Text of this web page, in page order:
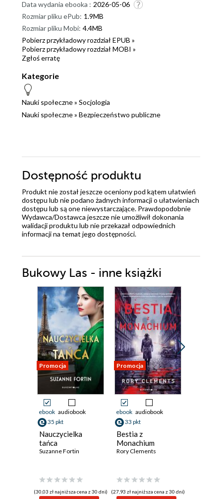
Data wydania ebooka : 2026-05-06
Rozmiar pliku ePub: 1.9MB
Rozmiar pliku Mobi: 4.4MB
Pobierz przykładowy rozdział EPUB »
Pobierz przykładowy rozdział MOBI »
Zgłoś erratę
Kategorie
Nauki społeczne» Socjologia
Nauki społeczne» Bezpieczeństwo publiczne
Dostępność produktu
Produkt nie został jeszcze oceniony pod kątem ułatwień
dostępu lub nie podano żadnych informacji o ułatwieniach
dostępu lub są one niewystarczające. Prawdopodobnie
Wydawca/Dostawca jeszcze nie umożliwił dokonania
walidacji produktu lub nie przekazał odpowiednich
informacji na temat jego dostępności.
Bukowy Las - inne książki
Promocja
ebook audiobook
35 pkt
Nauczycielka
tańca
Suzanne Fortin
(30,03 zł najniższa cena z 30 dni)
Promocja
ebook audiobook
33 pkt
Bestia z
Monachium
Rory Clements
(27,93 zł najniższa cena z 30 dni)